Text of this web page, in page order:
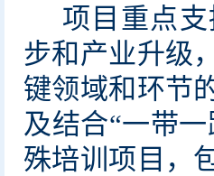
项目重点
步和产业升级
键领域和环节
及结合“一带
殊培训项目，